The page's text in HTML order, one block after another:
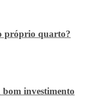
próprio quarto?
investimento